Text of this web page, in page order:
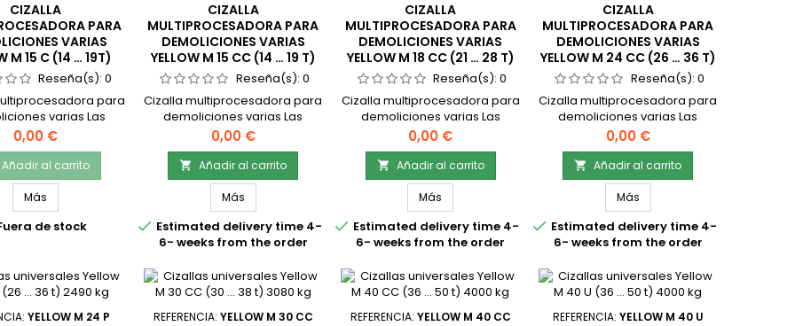
CIZALLA
PARA
VARIAS
M 15 C (14 … 19T)
1400 KGReseña(s):0
para
varias Las
Yellow
… 19t) 1400 kg para
tienen
opciones de
La línea M de
multiprocesadoras
la demolición de
Las cizallas
han sido
Precio
0,00 €
Añadir al carrito
Más
de stock
CIZALLA
MULTIPROCESADORA PARA
DEMOLICIONES VARIAS
YELLOW M 15 CC (14 … 19 T)
1470 KGReseña(s): 0
Cizalla multiprocesadora para
demoliciones varias Las
cizallas multiprocesado Yellow
M 15 CC (14 … 19t) 1470 kg para
demoliciones, tienen
diferentes opciones de
mandíbulas La línea M de
cizallas multiprocesadoras
sirven para la demolición de
estructuras de concreto,
varias. Las cizallas
multiprocesadoras han sido
Precio
0,00 €
 Añadir al carrito
Más
 Estimated delivery time 4-
6- weeks from the order
CIZALLA
MULTIPROCESADORA PARA
DEMOLICIONES VARIAS
YELLOW M 18 CC (21 … 28 T)
1950 KGReseña(s):0
Cizalla multiprocesadora para
demoliciones varias Las
cizallas multiprocesado Yellow
M 18 CC (21 … 28t) 1950 kg para
demoliciones, tienen
diferentes opciones de
mandíbulas La línea M de
cizallas multiprocesadoras
sirven para la demolición de
estructuras de concreto,
varias. Las cizallas
multiprocesadoras han sido
Precio
0,00 €
 Añadir al carrito
Más
 Estimated delivery time 4-
6- weeks from the order
CIZALLA
MULTIPROCESADORA PARA
DEMOLICIONES VARIAS
YELLOW M 24 CC (26 … 36 T)
2420 KGReseña(s): 0
Cizalla multiprocesadora para
demoliciones varias Las
cizallas multiprocesado Yellow
M 24 CC (26 … 36t) 2420 kg
para demoliciones, tienen
diferentes opciones de
mandíbulas La línea M de
cizallas multiprocesadoras
sirven para la demolición de
estructuras de concreto,
varias. Las cizallas
multiprocesadoras han sido
Precio
0,00 €
 Añadir al carrito
Más
 Estimated delivery time 4-
6- weeks from the order
YELLOW M 24 P REFERENCIA: YELLOW M 30 CC REFERENCIA: YELLOW M 40 CC REFERENCIA: YELLOW M 40 U